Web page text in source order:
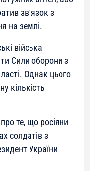
зв’язок з
на землі.
війська
Сили оборони з
Однак цього
кількість
те, що росіяни
солдатів з
України